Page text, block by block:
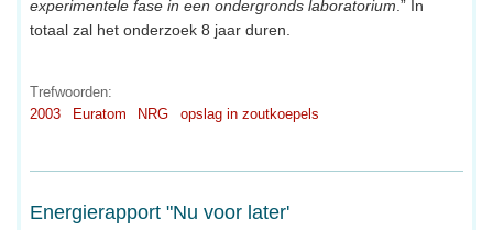
experimentele fase in een ondergronds laboratorium .” In
totaal zal het onderzoek 8 jaar duren.
Trefwoorden:
2003
Euratom NRG opslag in zoutkoepels
Energierapport "Nu voor later'